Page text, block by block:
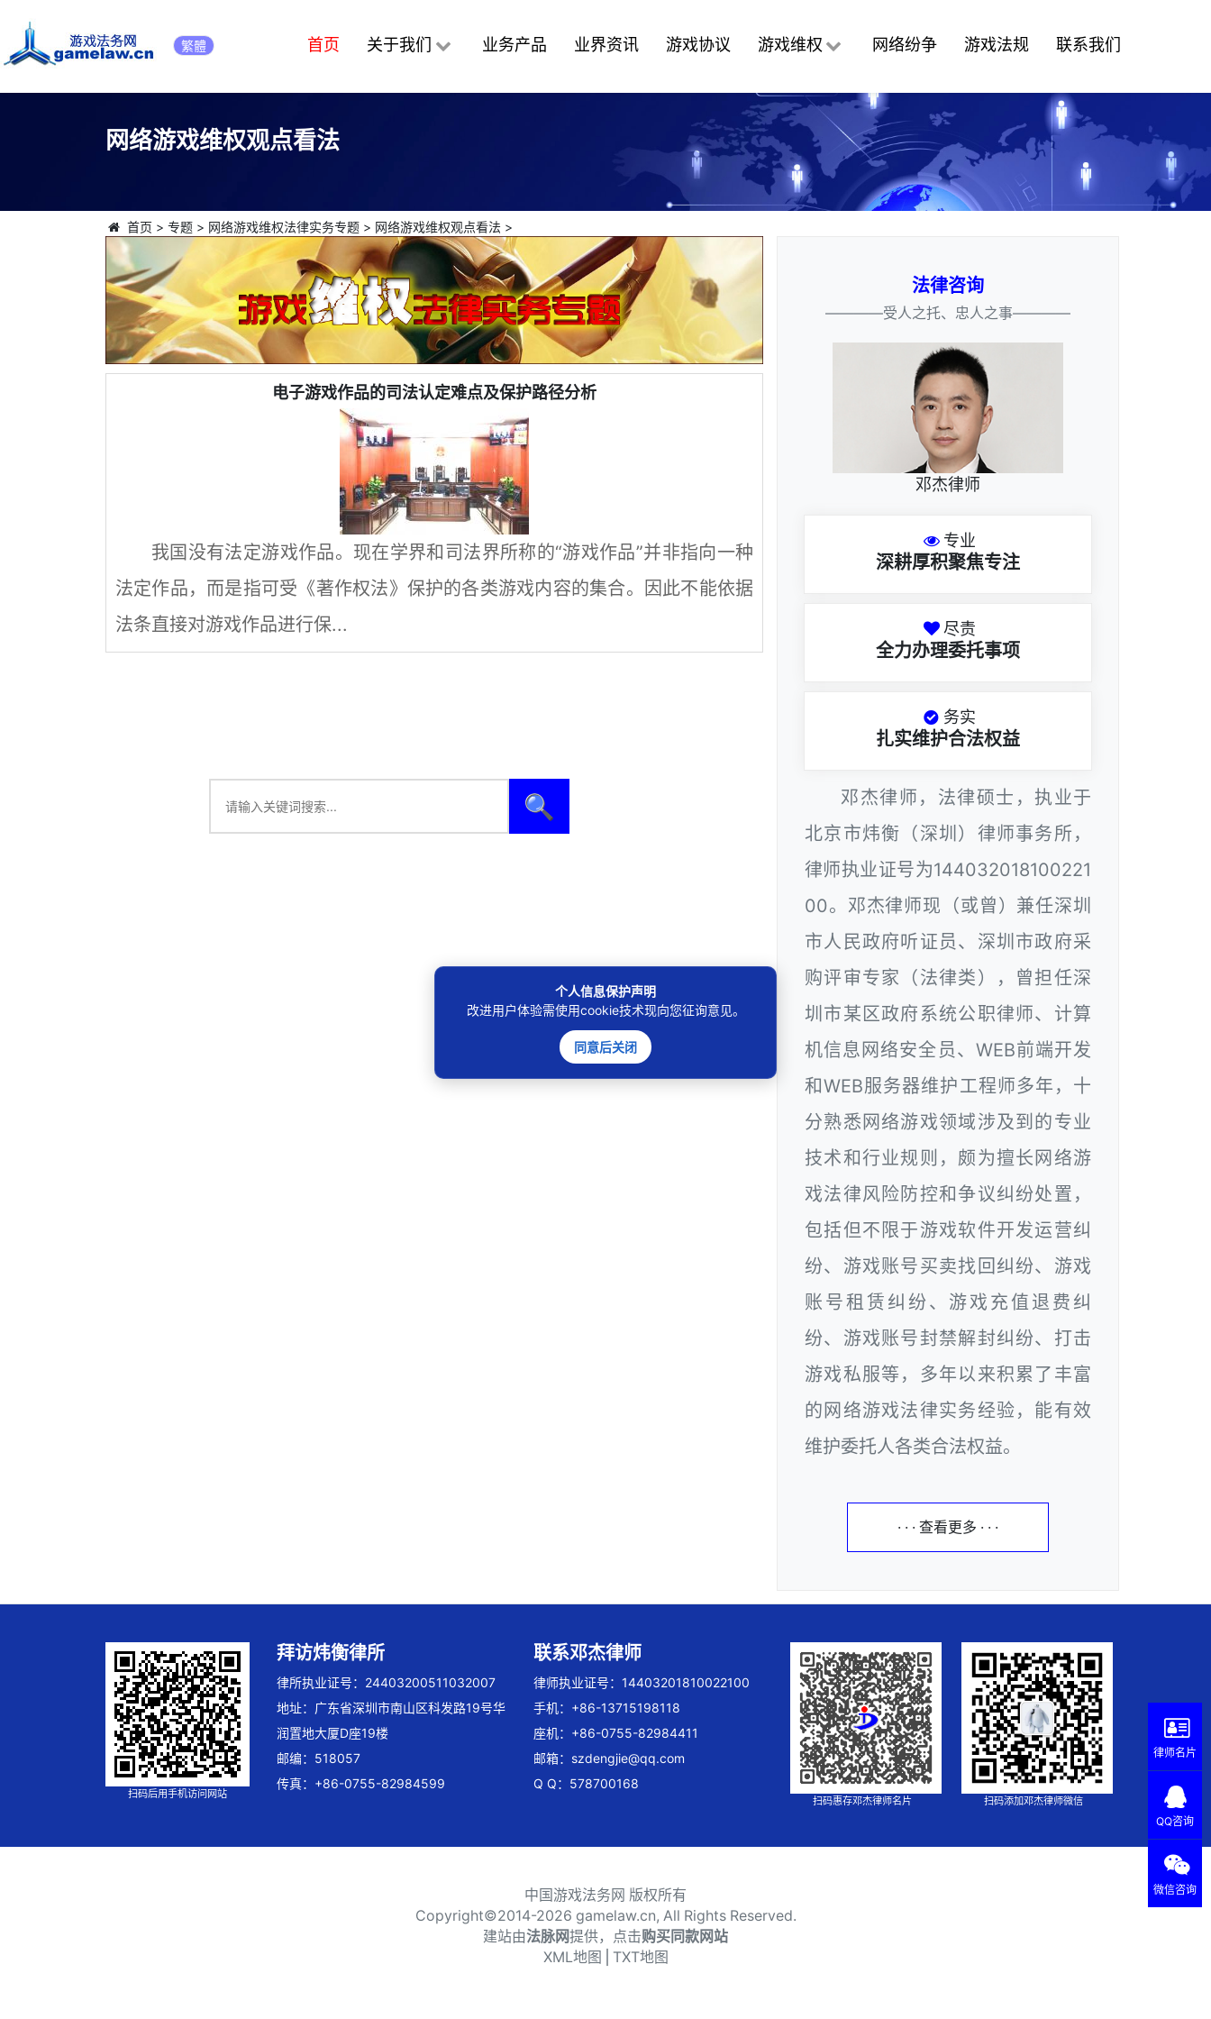
繁體 首页 关于我们 业务产品 业界资讯 游戏协议 游戏维权 网络纷争 游戏法规 联系我们
网络游戏维权观点看法
首页 > 专题> 网络游戏维权法律实务专题> 网络游戏维权观点看法>
电子游戏作品的司法认定难点及保护路径分析
我国没有法定游戏作品。现在学界和司法界所称的“游戏作品”并非指向一种
法定作品，而是指可受《著作权法》保护的各类游戏内容的集合。因此不能依据
法条直接对游戏作品进行保...
🔍
法律咨询
————受人之托、忠人之事————
邓杰律师
专业
深耕厚积聚焦专注
尽责
全力办理委托事项
务实
扎实维护合法权益
邓杰律师，法律硕士，执业于
北京市炜衡（深圳）律师事务所，
律师执业证号为144032018100221
00。邓杰律师现（或曾）兼任深圳
市人民政府听证员、深圳市政府采
购评审专家（法律类），曾担任深
圳市某区政府系统公职律师、计算
机信息网络安全员、WEB前端开发
和WEB服务器维护工程师多年，十
分熟悉网络游戏领域涉及到的专业
技术和行业规则，颇为擅长网络游
戏法律风险防控和争议纠纷处置，
包括但不限于游戏软件开发运营纠
纷、游戏账号买卖找回纠纷、游戏
账号租赁纠纷、游戏充值退费纠
纷、游戏账号封禁解封纠纷、打击
游戏私服等，多年以来积累了丰富
的网络游戏法律实务经验，能有效
维护委托人各类合法权益。
· · · 查看更多 · · ·
扫码后用手机访问网站
拜访炜衡律所
律所执业证号：24403200511032007
地址：广东省深圳市南山区科发路19号华
润置地大厦D座19楼
邮编：518057
传真：+86-0755-82984599
联系邓杰律师
律师执业证号：14403201810022100
手机：+86-13715198118
座机：+86-0755-82984411
邮箱： szdengjie@qq.com
Q Q：578700168
扫码惠存邓杰律师名片 扫码添加邓杰律师微信
中国游戏法务网 版权所有
Copyright©2014-2026 gamelaw.cn, All Rights Reserved.
建站由法脉网提供，点击购买同款网站
个人信息保护声明
改进用户体验需使用cookie技术现向您征询意见。
同意后关闭
XML地图 TXT地图
律师名片
QQ咨询
微信咨询